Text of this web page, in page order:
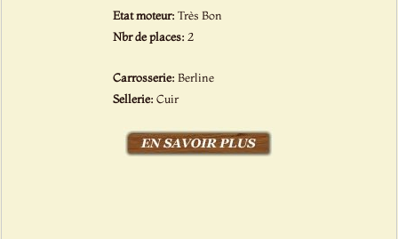
Etat moteur:Très Bon
Nbr de places: 2
Carrosserie:Berline
Sellerie:Cuir